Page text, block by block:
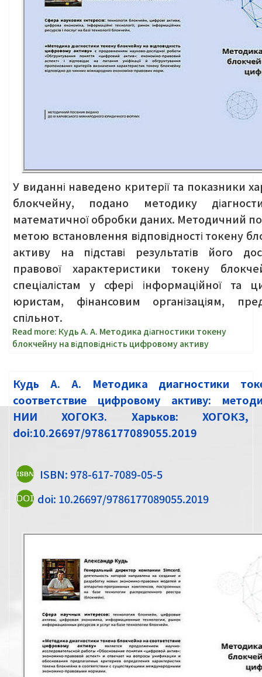
У виданні наведено критерії та показники
блокчейну, подано методику
математичної обробки даних. Методичний
метою встановлення відповідності токену
активу на підставі результатів його
правової характеристики токену
спеціалістам у сфері інформаційної та
юристам, фінансовим організаціям,
спільнот.
Read more: Кудь А. А. Методика діагностики токену
блокчейну на відповідність цифровому активу
Кудь А. А. Методика диагностики
соответствие цифровому активу:
НИИ ХОГОКЗ. Харьков:
doi:10.26697/9786177089055.2019
ISBN: 978-617-7089-05-5
doi: 10.26697/9786177089055.2019